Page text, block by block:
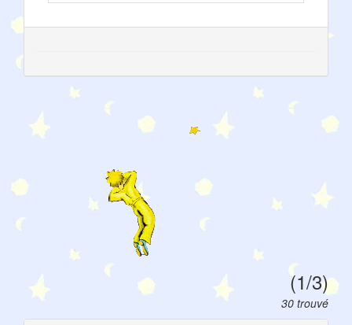
(1/3)
30 trouvé